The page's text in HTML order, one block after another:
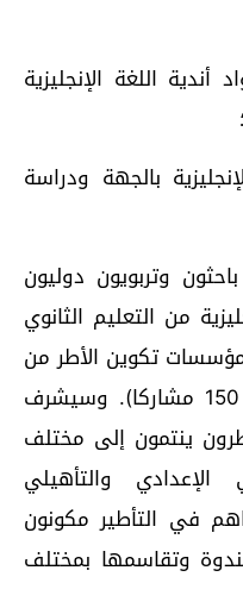
اللغة الإنجليزية
بالجهة ودراسة
وتربويون دوليون
من التعليم الثانوي
تكوين الأطر من
مختلف أنحاء المملكة (حوالي 150 مشاركا). وسيشرف
ينتمون إلى مختلف
والتأهيلي
في التأطير مكونون
وتقاسمها بمختلف